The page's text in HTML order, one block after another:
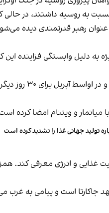
رهبر قدرتمندی دیده
دلیل وابستگی فزاینده این
در همین حال، تعلیق
و ویتنام امضا کرده
تولید جهانی غذا را تشدید کرده است
و انرژی معرفی کند.
جاکارتا است و پیامی به غرب